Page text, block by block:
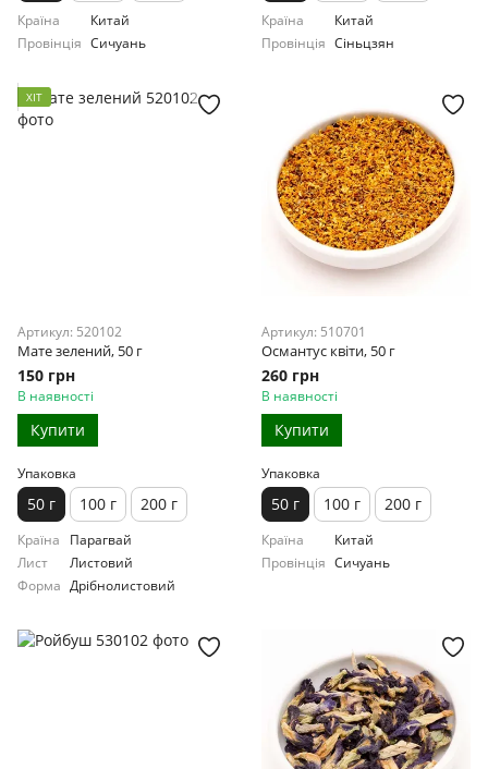
Країна
Китай
Провінція Сичуань
Країна
Китай
Провінція Сіньцзян
ХІТ
Артикул: 520102
Мате зелений, 50 г
150 грн
В наявності
Купити
Упаковка
50 г 100 г 200 г
Країна
Парагвай
Лист
Листовий
Форма Дрібнолистовий
Артикул: 510701
Османтус квіти, 50 г
260 грн
В наявності
Купити
Упаковка
50 г 100 г 200 г
Країна
Китай
Провінція Сичуань